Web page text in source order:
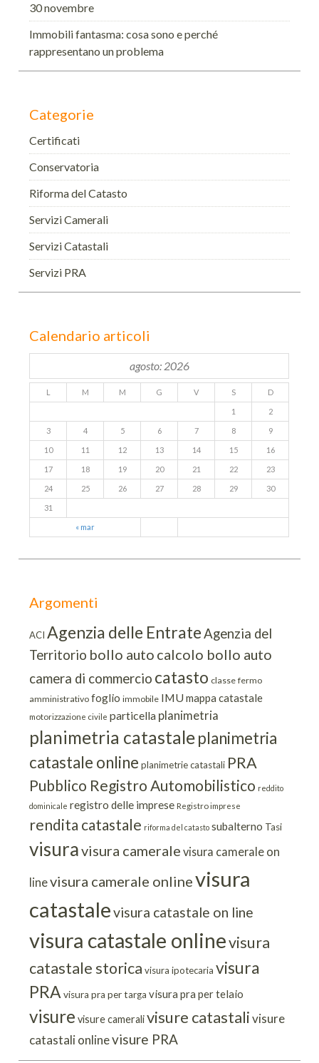
30 novembre
Immobili fantasma: cosa sono e perché
rappresentano un problema
Categorie
Certificati
Conservatoria
Riforma del Catasto
Servizi Camerali
Servizi Catastali
Servizi PRA
Calendario articoli
agosto: 2026
L M M G V S D
« mar
1 2
3 4 5 6 7 8 9
10 11 12 13 14 15 16
17 18 19 20 21 22 23
24 25 26 27 28 29 30
31
Argomenti
ACI Agenzia delle EntrateAgenzia del
Territorio bollo auto calcolo bollo auto
camera di commercio catasto classe fermo
amministrativo foglio immobile IMUmappa catastale
motorizzazione civile particella planimetria
planimetria catastaleplanimetria
catastale online planimetrie catastali PRA
Pubblico Registro Automobilistico reddito
dominicale registro delle imprese Registro imprese
rendita catastale riforma del catasto subalterno Tasi
visuravisura camerale visura camerale on
linevisura camerale onlinevisura
catastalevisura catastale on line
visura catastale onlinevisura
catastale storica visura ipotecaria visura
PRA visura pra per targa visura pra per telaio
visure visure cameralivisure catastali visure
catastali onlinevisure PRA